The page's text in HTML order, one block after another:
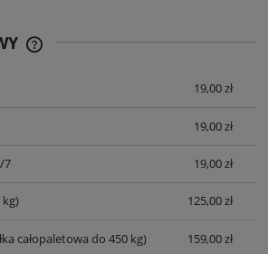
19,00 zł
19,00 zł
7 19,00 zł
125,00 zł
całopaletowa do 450 kg) 159,00 zł